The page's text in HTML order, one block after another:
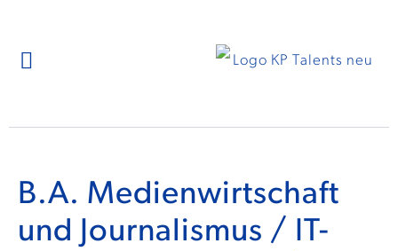
B.A. Medienwirtschaft
und Journalismus / IT-